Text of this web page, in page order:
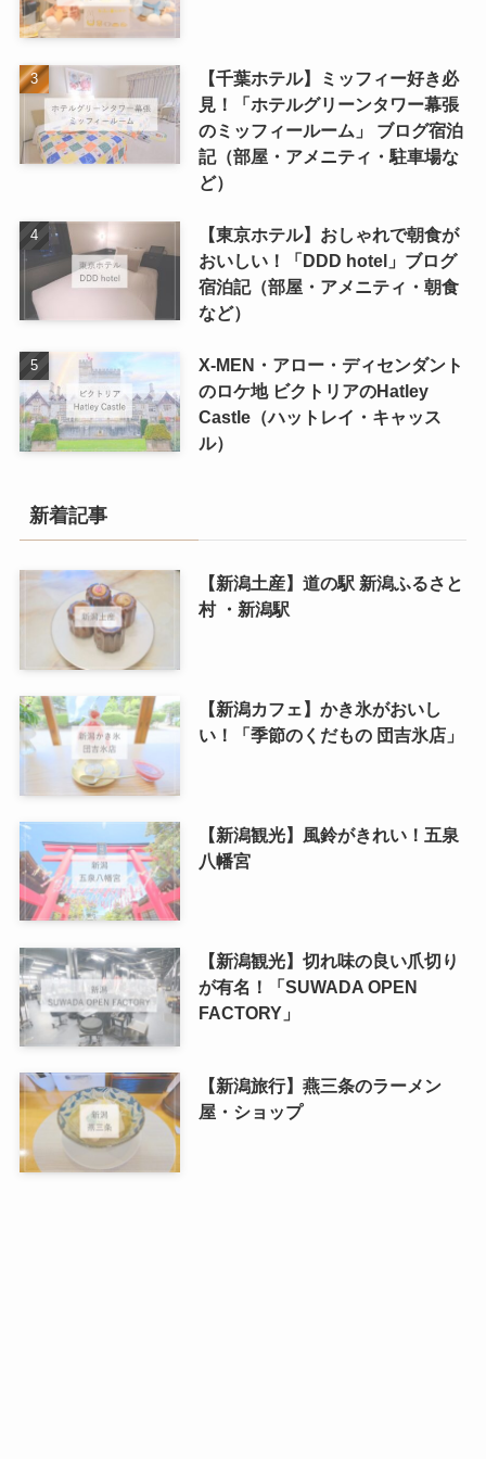
【千葉ホテル】ミッフィー好き必
見！「ホテルグリーンタワー幕張
のミッフィールーム」 ブログ宿泊
記（部屋・アメニティ・駐車場な
ど）
【東京ホテル】おしゃれで朝食が
おいしい！「DDD hotel」ブログ
宿泊記（部屋・アメニティ・朝食
など）
X-MEN・アロー・ディセンダント
のロケ地 ビクトリアのHatley
Castle（ハットレイ・キャッス
ル）
新着記事
【新潟土産】道の駅 新潟ふるさと
村 ・新潟駅
【新潟カフェ】かき氷がおいし
い！「季節のくだもの 団吉氷店」
【新潟観光】風鈴がきれい！五泉
八幡宮
【新潟観光】切れ味の良い爪切り
が有名！「SUWADA OPEN
FACTORY」
【新潟旅行】燕三条のラーメン
屋・ショップ